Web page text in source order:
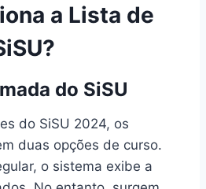
a Lista de
do SiSU
do SiSU 2024, os
duas opções de curso.
o sistema exibe a